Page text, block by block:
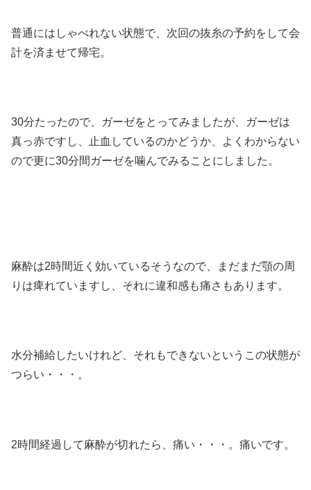
普通にはしゃべれない状態で、次回の抜糸の予約をして会
計を済ませて帰宅。
30分たったので、ガーゼをとってみましたが、ガーゼは
真っ赤ですし、止血しているのかどうか、よくわからない
ので更に30分間ガーゼを噛んでみることにしました。
麻酔は2時間近く効いているそうなので、まだまだ顎の周
りは痺れていますし、それに違和感も痛さもあります。
水分補給したいけれど、それもできないというこの状態が
つらい・・・。
2時間経過して麻酔が切れたら、痛い・・・。痛いです。